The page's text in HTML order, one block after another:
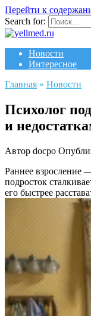
Перейти к
Search for:
Новости
Интересное
Главная » Новости
Психолог
и
Автор docpo
Раннее взросление
подросток
его быстрее